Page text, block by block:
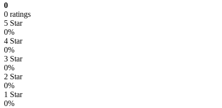
0
0 ratings
5 Star
0%
4 Star
0%
3 Star
0%
2 Star
0%
1 Star
0%